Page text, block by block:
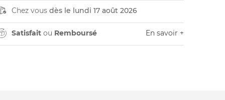
Chez vous dès le lundi 17 août 2026
Satisfaitou Remboursé En savoir +